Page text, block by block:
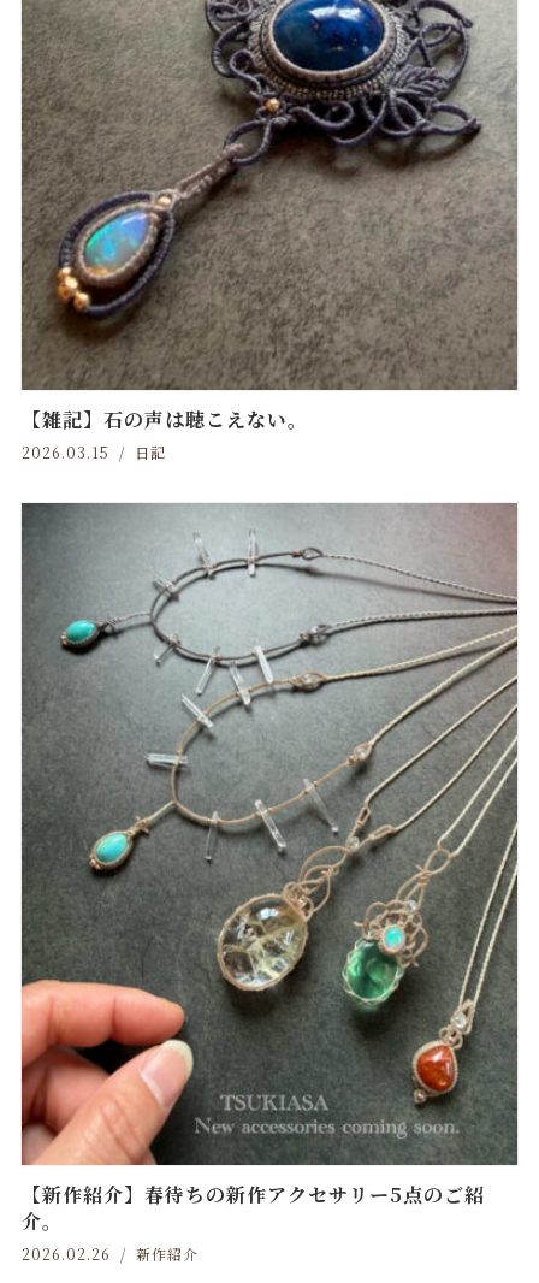
【雑記】石の声は聴こえない。
2026.03.15 日記
【新作紹介】春待ちの新作アクセサリー5点のご紹
介。
2026.02.26 新作紹介